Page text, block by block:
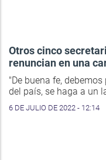
Otros cinco
renuncian en una
"De buena fe,
del país, se haga a un
6 DE JULIO DE 2022 - 12:14